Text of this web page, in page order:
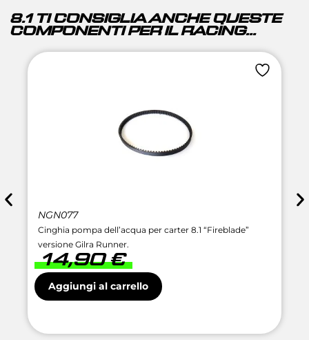
8.1 TI CONSIGLIA ANCHE QUESTE
COMPONENTI PER IL RACING...
NGN077
Cinghia pompa dell’acqua per carter 8.1 “Fireblade”
versione Gilra Runner.
14,90€
Aggiungi al carrello